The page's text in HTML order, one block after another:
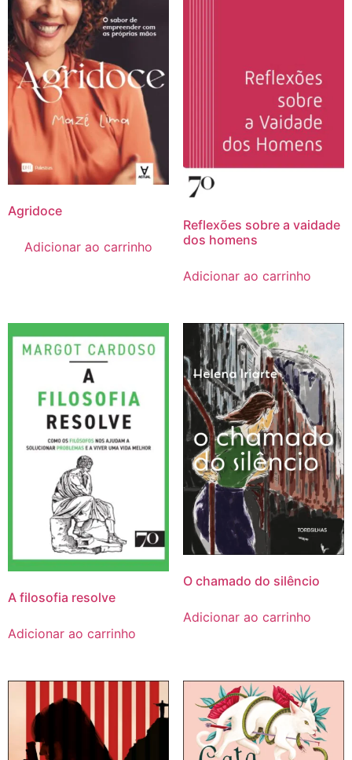
Agridoce
Adicionar ao carrinho
Reflexões sobre a vaidade
dos homens
Adicionar ao carrinho
A filosofia resolve
Adicionar ao carrinho
O chamado do silêncio
Adicionar ao carrinho